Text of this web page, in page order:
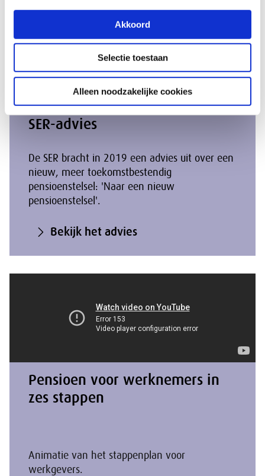
Akkoord
Selectie toestaan
Alleen noodzakelijke cookies
Stel een vraag
SER-advies
De SER bracht in 2019 een advies uit over een
nieuw, meer toekomstbestendig
pensioenstelsel: 'Naar een nieuw
pensioenstelsel'.
Bekijk het advies
Pensioen voor werknemers in
zes stappen
Animatie van het stappenplan voor
werkgevers.